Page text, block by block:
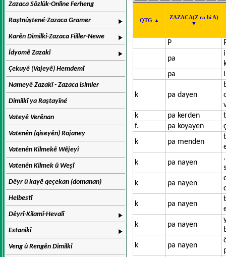
Zazaca Sözlük-Online Ferheng
Raştnûştené-Zazaca Gramer
Karên Dimilkî-Zazaca Fiiller-Newe
Îdyomê Zazakî
Çekuyê (Vajeyê) Hemdemî
Nameyê Zazakî - Zazaca isimler
Dimilkî ya Raştayîné
Vateyê Verênan
Vatenên (qiseyên) Rojaney
Vatenên Kilmekê Wêjeyî
Vatenên Kilmek û Weşî
Dêyr û kayê qeçekan (domanan)
Helbestî
Dêyrî-Kilamî-Hevalî
Estanikî
Veng û Rengên Dimilkî
QTG ▲
ZAZACA(Z ra bi A)
▼
P
pa
pa
k pa dayen
k
pa kerden
f.
pa koyayen
k
pa menden
k
pa nayen
k
pa nayen
k
pa nayen
k
pa nayen
k
pa nayen